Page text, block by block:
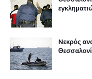
Nεκρός